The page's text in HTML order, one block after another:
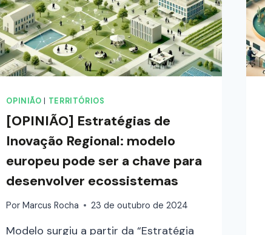
OPINIÃO TERRITÓRIOS
[OPINIÃO] Estratégias de
Inovação Regional: modelo
europeu pode ser a chave para
desenvolver ecossistemas
Por Marcus Rocha 23 de outubro de 2024
Modelo surgiu a partir da “Estratégia